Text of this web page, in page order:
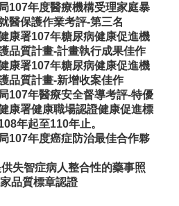
107年度醫療機構受理家庭暴
醫保護作業考評-第三名
康署107年糖尿病健康促進機
品質計畫-計畫執行成果佳作
康署107年糖尿病健康促進機
品質計畫-新增收案佳作
107年醫療安全督導考評-特優
康署健康職場認證健康促進標
年起至110年止。
107年度癌症防治最佳合作夥
供失智症病人整合性的藥事照
品質標章認證